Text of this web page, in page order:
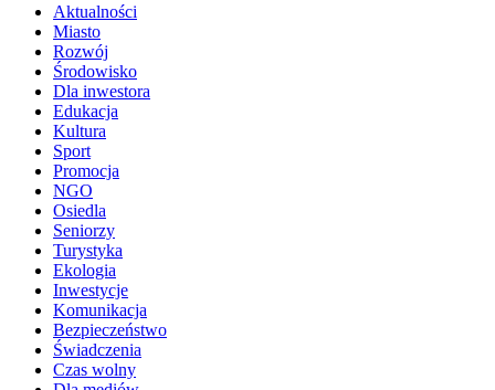
Aktualności
Miasto
Rozwój
Środowisko
Dla inwestora
Edukacja
Kultura
Sport
Promocja
NGO
Osiedla
Seniorzy
Turystyka
Ekologia
Inwestycje
Komunikacja
Bezpieczeństwo
Świadczenia
Czas wolny